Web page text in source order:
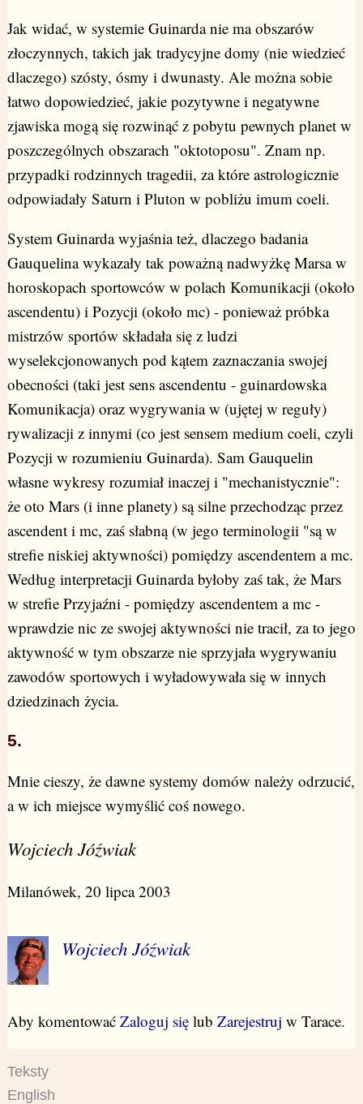
Jak widać, w systemie Guinarda nie ma obszarów
złoczynnych, takich jak tradycyjne domy (nie wiedzieć
dlaczego) szósty, ósmy i dwunasty. Ale można sobie
łatwo dopowiedzieć, jakie pozytywne i negatywne
zjawiska mogą się rozwinąć z pobytu pewnych planet w
poszczególnych obszarach "oktotoposu". Znam np.
przypadki rodzinnych tragedii, za które astrologicznie
odpowiadały Saturn i Pluton w pobliżu imum coeli.
System Guinarda wyjaśnia też, dlaczego badania
Gauquelina wykazały tak poważną nadwyżkę Marsa w
horoskopach sportowców w polach Komunikacji (około
ascendentu) i Pozycji (około mc) - ponieważ próbka
mistrzów sportów składała się z ludzi
wyselekcjonowanych pod kątem zaznaczania swojej
obecności (taki jest sens ascendentu - guinardowska
Komunikacja) oraz wygrywania w (ujętej w reguły)
rywalizacji z innymi (co jest sensem medium coeli, czyli
Pozycji w rozumieniu Guinarda). Sam Gauquelin
własne wykresy rozumiał inaczej i "mechanistycznie":
że oto Mars (i inne planety) są silne przechodząc przez
ascendent i mc, zaś słabną (w jego terminologii "są w
strefie niskiej aktywności) pomiędzy ascendentem a mc.
Według interpretacji Guinarda byłoby zaś tak, że Mars
w strefie Przyjaźni - pomiędzy ascendentem a mc -
wprawdzie nic ze swojej aktywności nie tracił, za to jego
aktywność w tym obszarze nie sprzyjała wygrywaniu
zawodów sportowych i wyładowywała się w innych
dziedzinach życia.
5.
Mnie cieszy, że dawne systemy domów należy odrzucić,
a w ich miejsce wymyślić coś nowego.
Wojciech Jóźwiak
Milanówek, 20 lipca 2003
Wojciech Jóźwiak
Aby komentować Zaloguj sięlub Zarejestruj w Tarace.
Teksty
English